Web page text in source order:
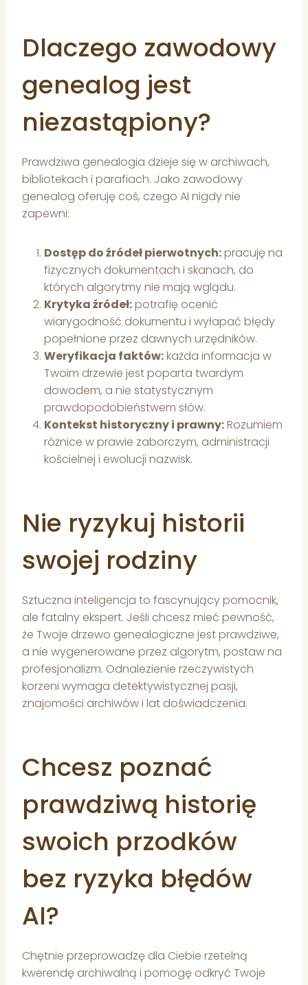
Dlaczego zawodowy
genealog jest
niezastąpiony?
Prawdziwa genealogia dzieje się w archiwach,
bibliotekach i parafiach. Jako zawodowy
genealog oferuję coś, czego AI nigdy nie
zapewni:
Dostęp do źródeł pierwotnych:pracuję na
fizycznych dokumentach i skanach, do
których algorytmy nie mają wglądu.
Krytyka źródeł:potrafię ocenić
wiarygodność dokumentu i wyłapać błędy
popełnione przez dawnych urzędników.
Weryfikacja faktów:każda informacja w
Twoim drzewie jest poparta twardym
dowodem, a nie statystycznym
prawdopodobieństwem słów.
Kontekst historyczny i prawny:Rozumiem
różnice w prawie zaborczym, administracji
kościelnej i ewolucji nazwisk.
Nie ryzykuj historii
swojej rodziny
Sztuczna inteligencja to fascynujący pomocnik,
ale fatalny ekspert. Jeśli chcesz mieć pewność,
że Twoje drzewo genealogiczne jest prawdziwe,
a nie wygenerowane przez algorytm, postaw na
profesjonalizm. Odnalezienie rzeczywistych
korzeni wymaga detektywistycznej pasji,
znajomości archiwów i lat doświadczenia.
Chcesz poznać
prawdziwą historię
swoich przodków
bez ryzyka błędów
AI?
Chętnie przeprowadzę dla Ciebie rzetelną
kwerendę archiwalną i pomogę odkryć Twoje